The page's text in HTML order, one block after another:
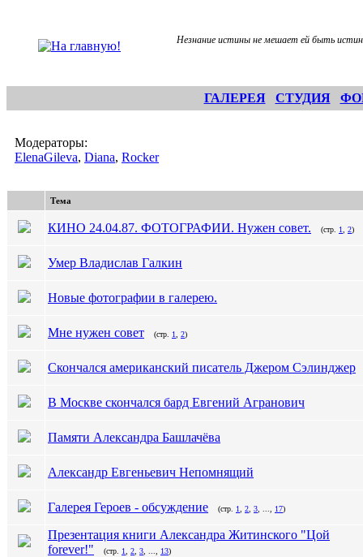
Незнание истины не мешает ей быть
ГАЛЕРЕЯ СТУДИЯ
Модераторы:
ElenaGileva, Diana, Rocker
Тема
КИНО 24.04.87. ФОТОГРАФИИ. Нужен совет. (стр. 1 2)
Умер Владислав Галкин
Новые фотографии в галерею.
Мне нужен совет (стр. 1 2)
Скончался американский писатель Джером Сэлинджер
В Москве скончался бард Евгений Агранович
Памяти Александра Башлачёва
Александр Евгеньевич Непомнящий
Галерея Героев - обсуждение (стр. 1 2 3 17)
Презентация книги Александра Житинского "Цой
forever!"
(стр. 1 2 3 13)